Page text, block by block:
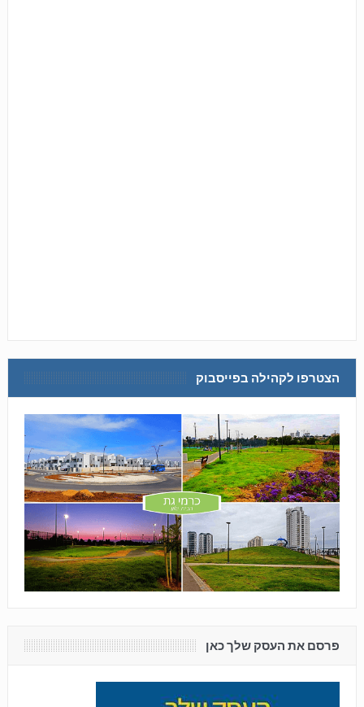
הצטרפו לקהילה בפייסבוק
פרסם את העסק שלך כאן